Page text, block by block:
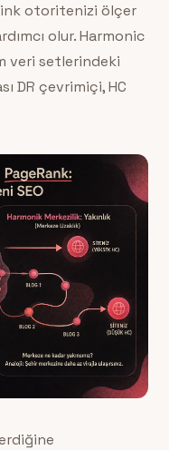
otoritenizi ölçer
olur. Harmonic
veri setlerindeki
DR çevrimiçi, HC